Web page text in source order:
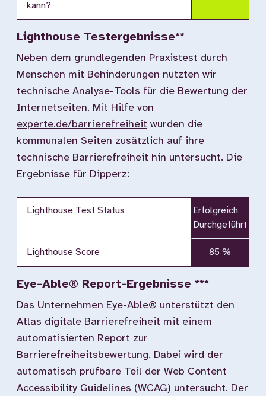
kann?
Lighthouse Testergebnisse**
Neben dem grundlegenden Praxistest durch
Menschen mit Behinderungen nutzten wir
technische Analyse-Tools für die Bewertung der
Internetseiten. Mit Hilfe von
experte.de/barrierefreiheit wurden die
kommunalen Seiten zusätzlich auf ihre
technische Barrierefreiheit hin untersucht. Die
Ergebnisse für Dipperz:
Lighthouse Test Status
Erfolgreich
Durchgeführt
Lighthouse Score 85 %
Eye-Able® Report-Ergebnisse ***
Das Unternehmen Eye-Able® unterstützt den
Atlas digitale Barrierefreiheit mit einem
automatisierten Report zur
Barrierefreiheitsbewertung. Dabei wird der
automatisch prüfbare Teil der Web Content
Accessibility Guidelines (WCAG) untersucht. Der